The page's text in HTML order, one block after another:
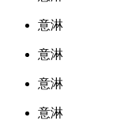
意淋
意淋
意淋
意淋